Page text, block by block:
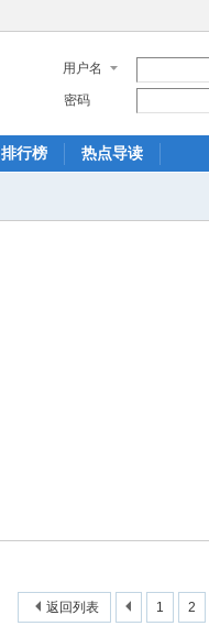
用户名
密码
排行榜 热点导读
1 2
返回列表